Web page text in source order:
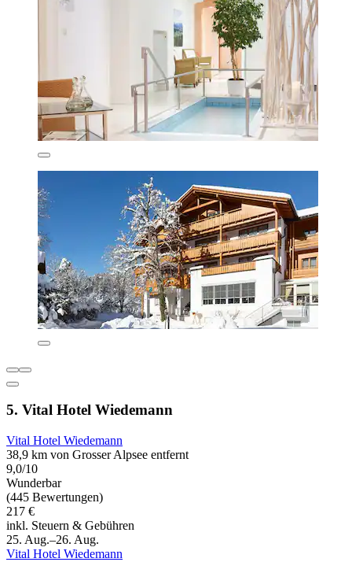
5. Vital Hotel Wiedemann
Vital Hotel Wiedemann
38,9 km von Grosser Alpsee entfernt
9,0/10
Wunderbar
(445 Bewertungen)
217 €
inkl. Steuern & Gebühren
25. Aug.–26. Aug.
Vital Hotel Wiedemann